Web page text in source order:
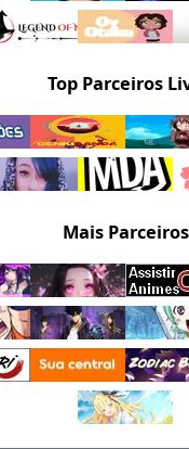
Top Parceiros
Mais Parceiros